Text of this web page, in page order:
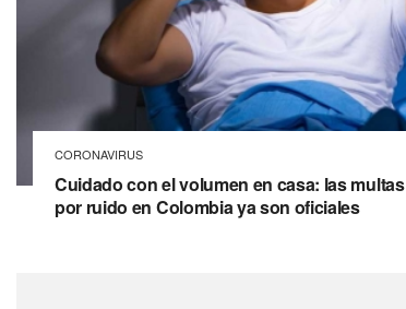
CORONAVIRUS
Cuidado con el volumen en casa: las multas
por ruido en Colombia ya son oficiales